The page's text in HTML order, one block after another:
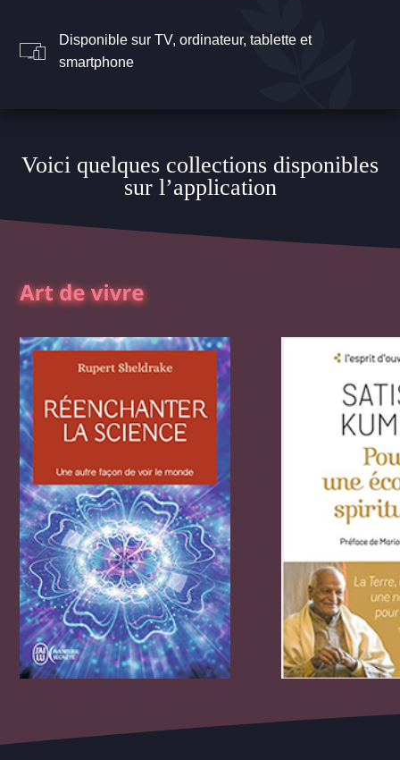
Disponible sur TV, ordinateur, tablette et
smartphone
Voici quelques collections disponibles
sur l’application